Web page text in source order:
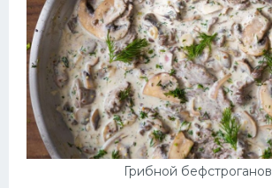
Грибной бефстроганов